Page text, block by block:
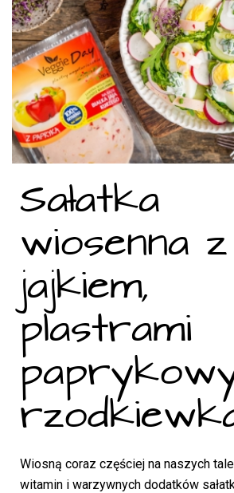
Sałatka
wiosenna z
jajkiem,
plastrami
Wiosną coraz częściej na naszych
witamin i warzywnych dodatków